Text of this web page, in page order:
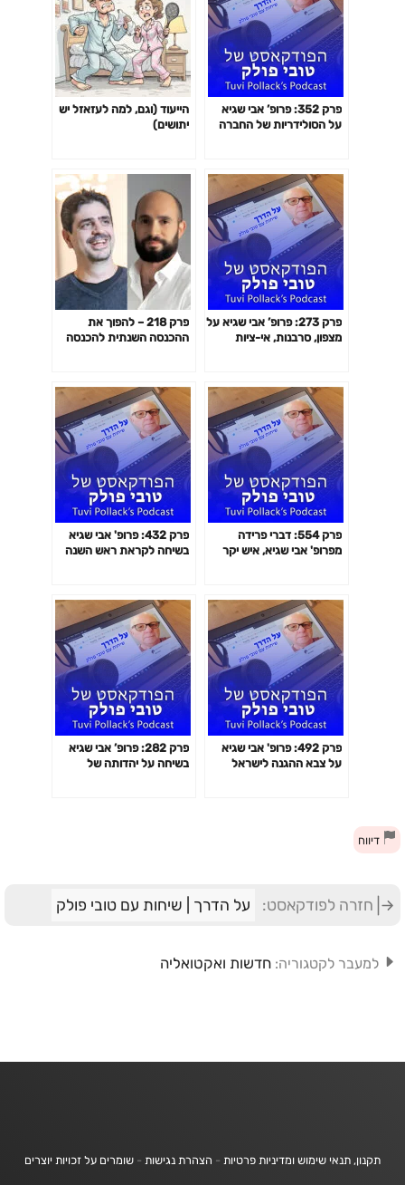
פרק 352: פרופ’ אבי שגיא
על הסולידריות של החברה
מעל ראשיהם של
הפוליטיקאים. הפודקאסט של
טובי פולק
הייעוד (וגם, למה לעזאזל יש
יתושים)
פרק 273: פרופ’ אבי שגיא על
מצפון, סרבנות, אי-ציות
השלטון. פרק שלישי בסדרה.
הפודקאסט של טובי פולק
פרק 218 – להפוך את
ההכנסה השנתית להכנסה
פרק 554: דברי פרידה
מפרופ' אבי שגיא, איש יקר
וגם כמה מילים לקראת
הפריימריז בדמוקרטים.
הפודקאסט של טובי פולק
פרק 432: פרופ' אבי שגיא
בשיחה לקראת ראש השנה
האלימות; וגם על המאבק
והתקווה. הפודקאסט של טובי
פולק
פרק 492: פרופ' אבי שגיא
על צבא ההגנה לישראל
פרק 282: פרופ’ אבי שגיא
בשיחה על יהדותה של
דיווח
חזרה לפודקאסט: על הדרך | שיחות עם טובי פולק
למעבר לקטגוריה: חדשות ואקטואליה
תקנון, תנאי שימוש ומדיניות פרטיות - הצהרת נגישות - שומרים על זכויות יוצרים